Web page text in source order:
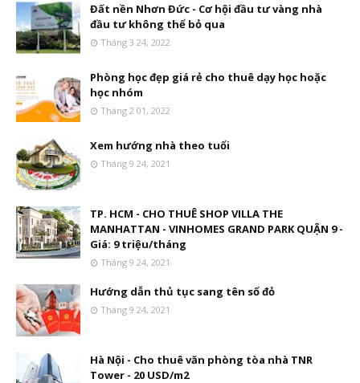
Đất nền Nhơn Đức - Cơ hội đầu tư vàng nhà
đầu tư không thể bỏ qua
Tháng 3 24, 2022
Phòng học đẹp giá rẻ cho thuê dạy học hoặc
học nhóm
Tháng 2 01, 2022
Xem hướng nhà theo tuổi
Tháng 9 24, 2021
TP. HCM - CHO THUÊ SHOP VILLA THE
MANHATTAN - VINHOMES GRAND PARK QUẬN 9 -
Giá: 9 triệu/tháng
Tháng 9 24, 2021
Hướng dẫn thủ tục sang tên sổ đỏ
Tháng 9 24, 2021
Hà Nội - Cho thuê văn phòng tòa nhà TNR
Tower - 20 USD/m2